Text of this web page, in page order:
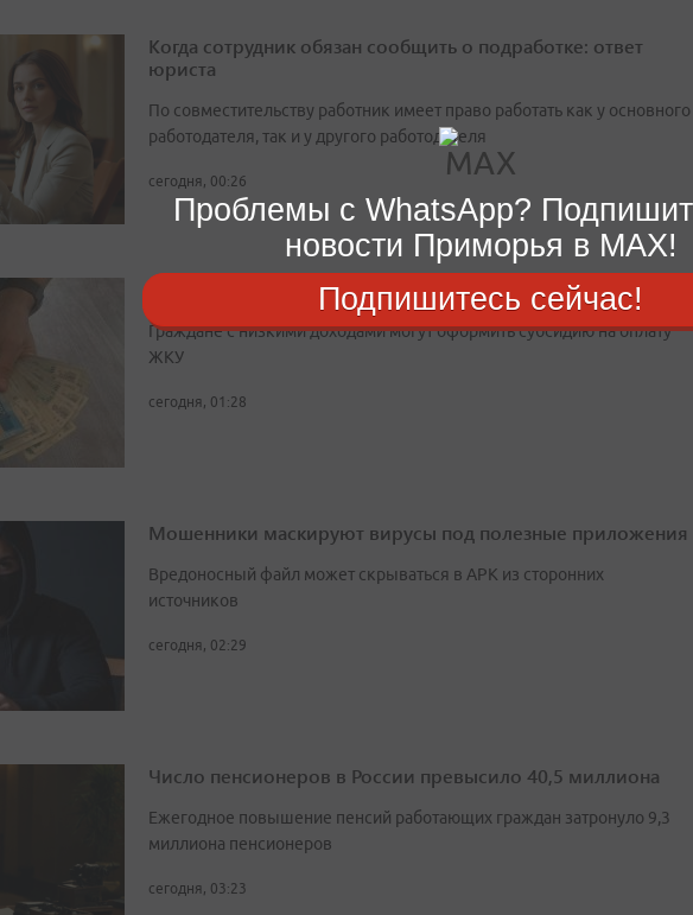
Когда сотрудник обязан сообщить о подработке: ответ
юриста
По совместительству работник имеет право работать как у основного
работодателя, так и у другого работодателя
сегодня, 00:26
Депутат объяснил, кому положены льготы на оплату ЖКУ
Граждане с низкими доходами могут оформить субсидию на оплату
ЖКУ
сегодня, 01:28
Мошенники маскируют вирусы под полезные приложения
Вредоносный файл может скрываться в APK из сторонних
источников
сегодня, 02:29
Число пенсионеров в России превысило 40,5 миллиона
Ежегодное повышение пенсий работающих граждан затронуло 9,3
миллиона пенсионеров
сегодня, 03:23
Проблемы с WhatsApp?
новости Приморья в MAX!
Подпишитесь сейчас!